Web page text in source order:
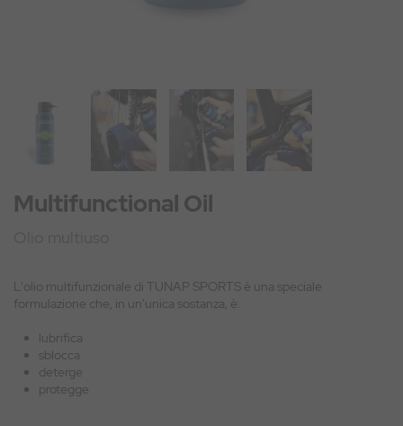
Multifunctional Oil
L'olio multifunzionale di TUNAP SPORTS è una speciale
formulazione che, in un'unica sostanza, è:
lubrifica
sblocca
deterge
protegge